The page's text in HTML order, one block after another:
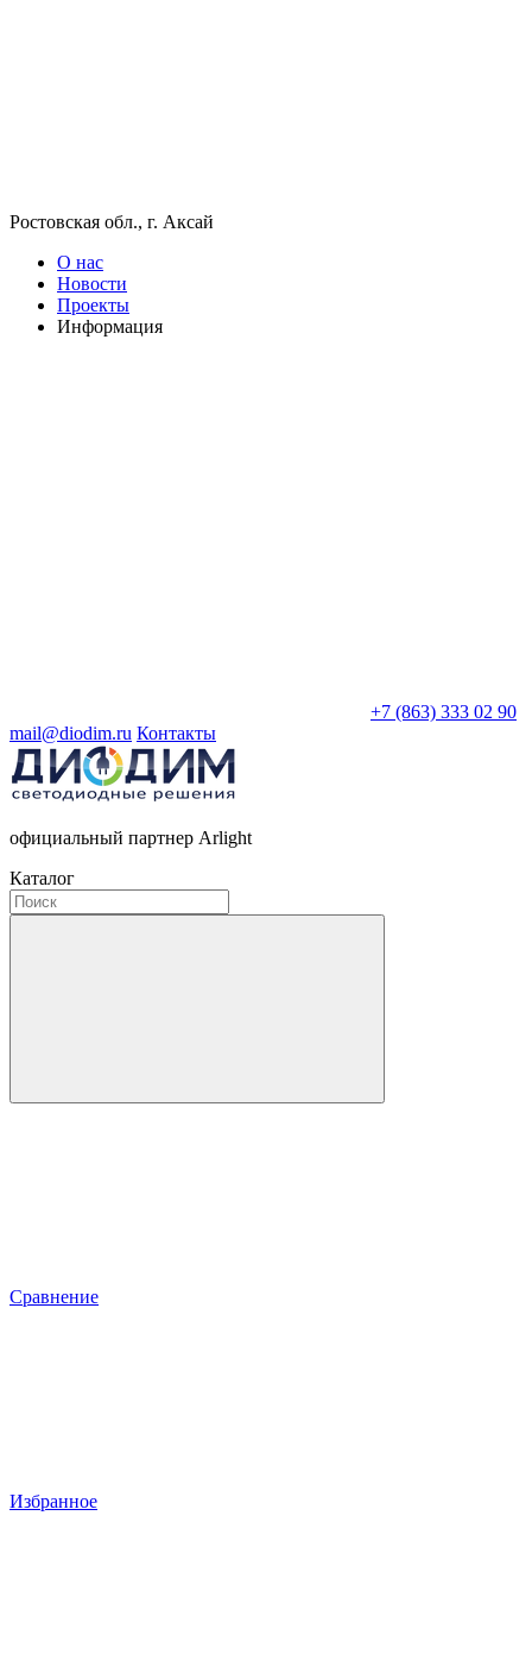
Ростовская обл., г. Аксай
О нас
Новости
Проекты
Информация
+7 (863) 333 02 90
mail@diodim.ru Контакты
официальный партнер Arlight
Каталог
Сравнение
Избранное